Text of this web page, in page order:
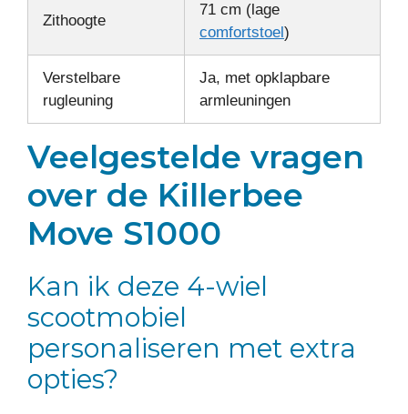
Zithoogte
71 cm (lage
comfortstoel )
Verstelbare
rugleuning
Ja, met opklapbare
armleuningen
Veelgestelde vragen
over de Killerbee
Move S1000
Kan ik deze 4-wiel
scootmobiel
personaliseren met extra
opties?